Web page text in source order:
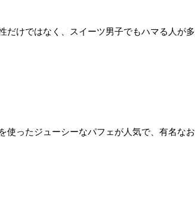
だけではなく、スイーツ男子でもハマる人が多
使ったジューシーなパフェが人気で、有名なお